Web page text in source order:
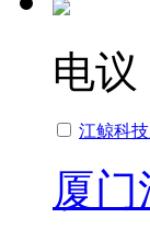
电议
江鲸科
厦门